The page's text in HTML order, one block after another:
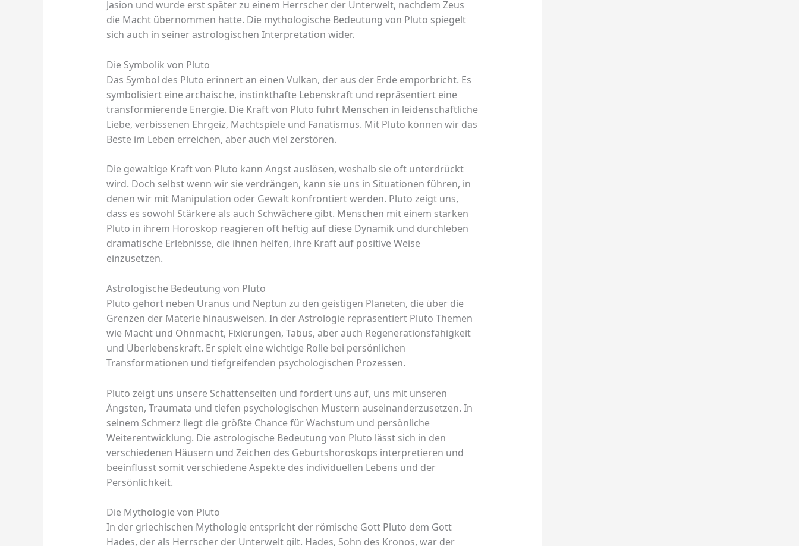
Jasion und wurde erst später zu einem Herrscher der Unterwelt, nachdem Zeus
die Macht übernommen hatte. Die mythologische Bedeutung von Pluto spiegelt
sich auch in seiner astrologischen Interpretation wider.
Die Symbolik von Pluto
Das Symbol des Pluto erinnert an einen Vulkan, der aus der Erde emporbricht. Es
symbolisiert eine archaische, instinkthafte Lebenskraft und repräsentiert eine
transformierende Energie. Die Kraft von Pluto führt Menschen in leidenschaftliche
Liebe, verbissenen Ehrgeiz, Machtspiele und Fanatismus. Mit Pluto können wir das
Beste im Leben erreichen, aber auch viel zerstören.
Die gewaltige Kraft von Pluto kann Angst auslösen, weshalb sie oft unterdrückt
wird. Doch selbst wenn wir sie verdrängen, kann sie uns in Situationen führen, in
denen wir mit Manipulation oder Gewalt konfrontiert werden. Pluto zeigt uns,
dass es sowohl Stärkere als auch Schwächere gibt. Menschen mit einem starken
Pluto in ihrem Horoskop reagieren oft heftig auf diese Dynamik und durchleben
dramatische Erlebnisse, die ihnen helfen, ihre Kraft auf positive Weise
einzusetzen.
Astrologische Bedeutung von Pluto
Pluto gehört neben Uranus und Neptun zu den geistigen Planeten, die über die
Grenzen der Materie hinausweisen. In der Astrologie repräsentiert Pluto Themen
wie Macht und Ohnmacht, Fixierungen, Tabus, aber auch Regenerationsfähigkeit
und Überlebenskraft. Er spielt eine wichtige Rolle bei persönlichen
Transformationen und tiefgreifenden psychologischen Prozessen.
Pluto zeigt uns unsere Schattenseiten und fordert uns auf, uns mit unseren
Ängsten, Traumata und tiefen psychologischen Mustern auseinanderzusetzen. In
seinem Schmerz liegt die größte Chance für Wachstum und persönliche
Weiterentwicklung. Die astrologische Bedeutung von Pluto lässt sich in den
verschiedenen Häusern und Zeichen des Geburtshoroskops interpretieren und
beeinflusst somit verschiedene Aspekte des individuellen Lebens und der
Persönlichkeit.
Die Mythologie von Pluto
In der griechischen Mythologie entspricht der römische Gott Pluto dem Gott
Hades, der als Herrscher der Unterwelt gilt. Hades, Sohn des Kronos, war der